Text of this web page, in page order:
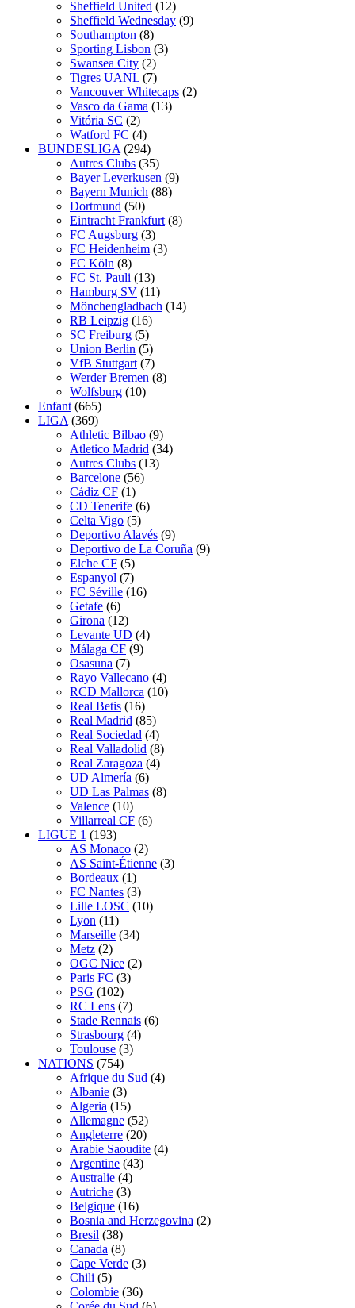
Sheffield United (12)
Sheffield Wednesday (9)
Southampton (8)
Sporting Lisbon (3)
Swansea City (2)
Tigres UANL (7)
Vancouver Whitecaps (2)
Vasco da Gama (13)
Vitória SC (2)
Watford FC (4)
BUNDESLIGA (294)
Autres Clubs (35)
Bayer Leverkusen (9)
Bayern Munich (88)
Dortmund (50)
Eintracht Frankfurt (8)
FC Augsburg (3)
FC Heidenheim (3)
FC Köln (8)
FC St. Pauli (13)
Hamburg SV (11)
Mönchengladbach (14)
RB Leipzig (16)
SC Freiburg (5)
Union Berlin (5)
VfB Stuttgart (7)
Werder Bremen (8)
Wolfsburg (10)
Enfant (665)
LIGA (369)
Athletic Bilbao (9)
Atletico Madrid (34)
Autres Clubs (13)
Barcelone (56)
Cádiz CF (1)
CD Tenerife (6)
Celta Vigo (5)
Deportivo Alavés (9)
Deportivo de La Coruña (9)
Elche CF (5)
Espanyol (7)
FC Séville (16)
Getafe (6)
Girona (12)
Levante UD (4)
Málaga CF (9)
Osasuna (7)
Rayo Vallecano (4)
RCD Mallorca (10)
Real Betis (16)
Real Madrid (85)
Real Sociedad (4)
Real Valladolid (8)
Real Zaragoza (4)
UD Almería (6)
UD Las Palmas (8)
Valence (10)
Villarreal CF (6)
LIGUE 1 (193)
AS Monaco (2)
AS Saint-Étienne (3)
Bordeaux (1)
FC Nantes (3)
Lille LOSC (10)
Lyon (11)
Marseille (34)
Metz (2)
OGC Nice (2)
Paris FC (3)
PSG (102)
RC Lens (7)
Stade Rennais (6)
Strasbourg (4)
Toulouse (3)
NATIONS (754)
Afrique du Sud (4)
Albanie (3)
Algeria (15)
Allemagne (52)
Angleterre (20)
Arabie Saoudite (4)
Argentine (43)
Australie (4)
Autriche (3)
Belgique (16)
Bosnia and Herzegovina (2)
Bresil (38)
Canada (8)
Cape Verde (3)
Chili (5)
Colombie (36)